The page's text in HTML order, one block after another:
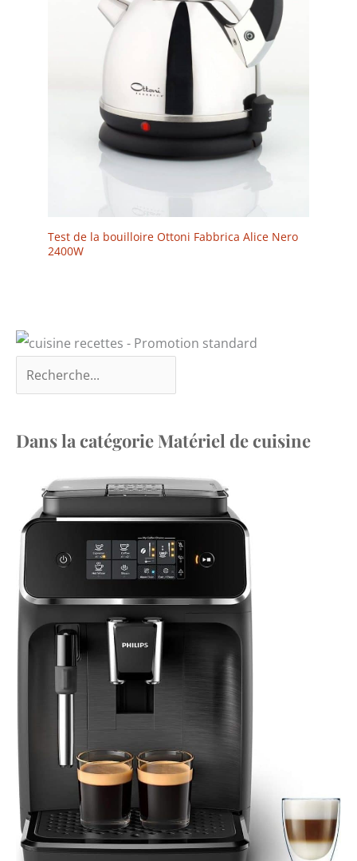
Test de la bouilloire Ottoni Fabbrica Alice Nero
2400W
Dans la catégorie Matériel de cuisine